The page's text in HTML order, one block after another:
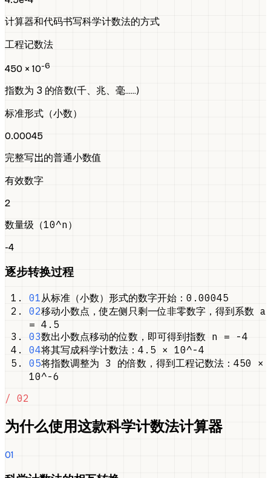
计算器和代码书写科学计数法的方式
工程记数法
450 × 10-6
指数为 3 的倍数（千、兆、毫……）
标准形式（小数）
0.00045
完整写出的普通小数值
有效数字
2
数量级（10^n）
-4
逐步转换过程
01 从标准（小数）形式的数字开始：0.00045
02移动小数点，使左侧只剩一位非零数字，得到系数 a
= 4.5
03数出小数点移动的位数，即可得到指数 n = -4
04将其写成科学计数法：4.5 × 10^-4
05将指数调整为 3 的倍数，得到工程记数法：450 ×
10^-6
/ 02
为什么使用这款科学计数法计算器
01